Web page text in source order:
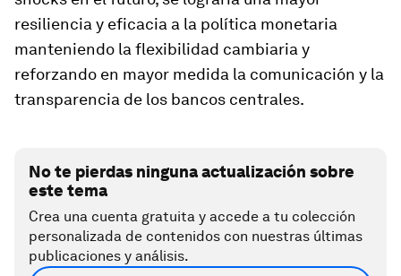
resiliencia y eficacia a la política monetaria
manteniendo la flexibilidad cambiaria y
reforzando en mayor medida la comunicación y la
transparencia de los bancos centrales.
No te pierdas ninguna actualización sobre
este tema
Crea una cuenta gratuita y accede a tu colección
personalizada de contenidos con nuestras últimas
publicaciones y análisis.